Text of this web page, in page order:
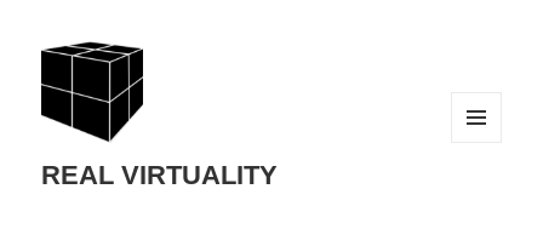
REAL VIRTUALITY